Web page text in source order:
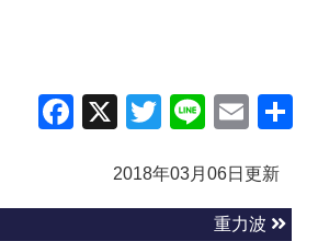
Facebook
X TwitterLineEmail
2018年03月06日更新
重力波